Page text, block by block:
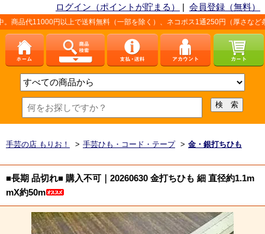
ログイン（ポイントが貯まる） | 会員登録（無料）
以上で送料無料（一部を除く）、ネコポス1通250円（厚さなど条件あり）。詳
手芸の店 もりお！ > 手芸ひも・コード・テープ > 金・銀打ちひも
■長期 品切れ■ 購入不可｜20260630 金打ちひも 細 直径約1.1m
mX約50m